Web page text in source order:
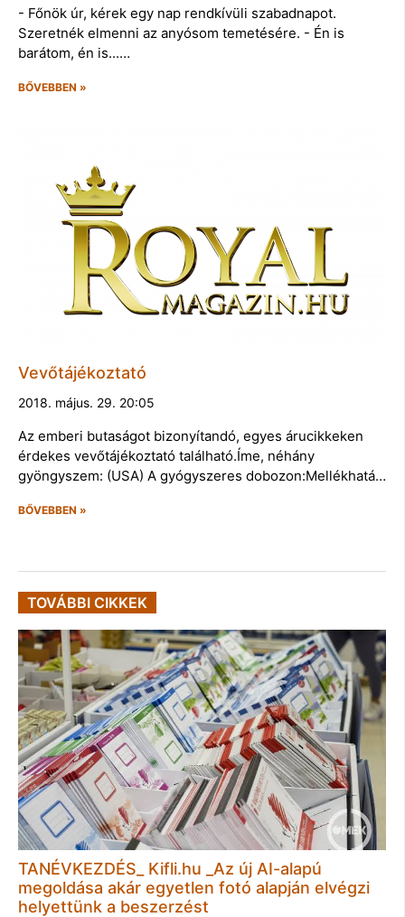
- Főnök úr, kérek egy nap rendkívüli szabadnapot.
Szeretnék elmenni az anyósom temetésére. - Én is
barátom, én is...…
BŐVEBBEN »
Vevőtájékoztató
2018. május. 29. 20:05
Az emberi butaságot bizonyítandó, egyes árucikkeken
érdekes vevőtájékoztató található.Íme, néhány
gyöngyszem: (USA) A gyógyszeres dobozon:Mellékhatá…
BŐVEBBEN »
TOVÁBBI CIKKEK
TANÉVKEZDÉS_ Kifli.hu _Az új AI-alapú
megoldása akár egyetlen fotó alapján elvégzi
helyettünk a beszerzést